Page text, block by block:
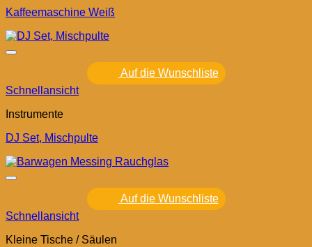
Kaffeemaschine Weiß
Auf die Wunschliste
Schnellansicht
Instrumente
DJ Set, Mischpulte
Auf die Wunschliste
Schnellansicht
Kleine Tische / Säulen